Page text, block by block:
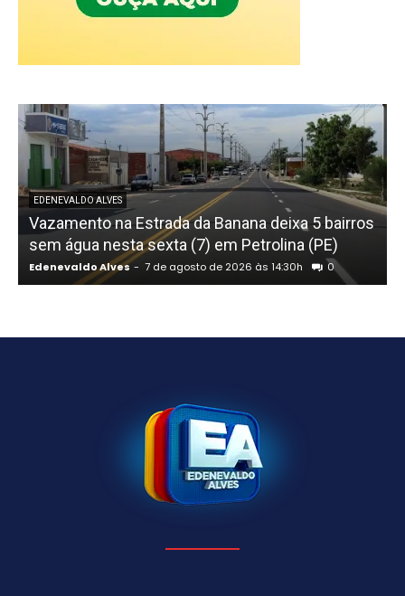
EDENEVALDO ALVES
Vazamento na Estrada da Banana deixa 5 bairros
sem água nesta sexta (7) em Petrolina (PE)
Edenevaldo Alves - 7 de agosto de 2026 às 14:30h 0